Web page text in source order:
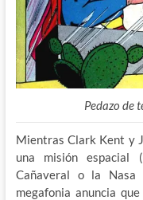
Pedazo de
Mientras Clark Kent y
una misión espacial
Cañaveral o la Nasa
megafonia anuncia